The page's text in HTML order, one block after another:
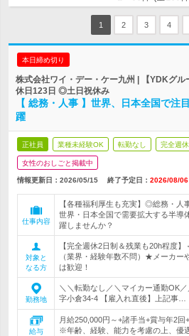
1 2 3 4
本日締め切り
株式会社ワイ・デー・ケー九州 | 【YDKグ
休日123日 ◎土日祝休み
【 総務・人事 】世界、日本全国で注
躍
正社員 業種未経験OK 転勤なし 完全週
女性のおしごと掲載中
情報更新日：2026/05/15 終了予定日： 2026/08/06
仕事内容
【各種福利厚生も充実】◎総務・
世界・日本全国で需要拡大する半導
躍しませんか？
対象と
なる方
【完全週休2日制＆残業も20h程度
（業界・経験年数不問）★メーカー
は歓迎！
勤務地
＼＼転勤なし／＼マイカー通勤OK
字小倉34-4 【雇入れ直後】上記事…
給与
月給250,000円～+諸手当+賞与年2回
※年齢、経験、能力を考慮の上、優